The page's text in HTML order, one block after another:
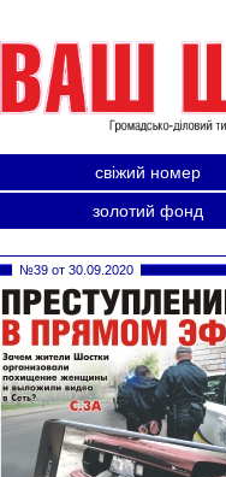
свіжий номер
золотий фонд
№39 от 30.09.2020